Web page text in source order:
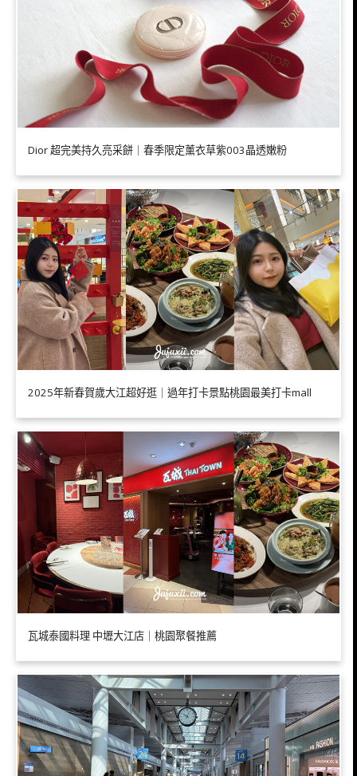
Dior 超完美持久亮采餅｜春季限定薰衣草紫003晶透嫩粉
2025年新春賀歲大江超好逛｜過年打卡景點桃園最美打卡mall
瓦城泰國料理 中壢大江店｜桃園聚餐推薦